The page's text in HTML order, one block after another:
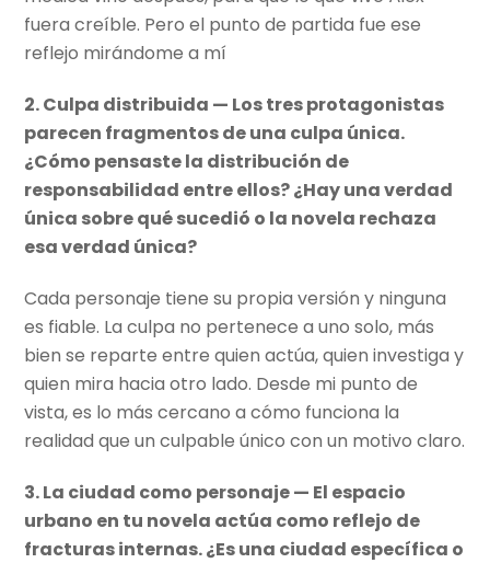
fuera creíble. Pero el punto de partida fue ese
reflejo mirándome a mí
2. Culpa distribuida — Los tres protagonistas
parecen fragmentos de una culpa única.
¿Cómo pensaste la distribución de
responsabilidad entre ellos? ¿Hay una verdad
única sobre qué sucedió o la novela rechaza
esa verdad única?
Cada personaje tiene su propia versión y ninguna
es fiable. La culpa no pertenece a uno solo, más
bien se reparte entre quien actúa, quien investiga y
quien mira hacia otro lado. Desde mi punto de
vista, es lo más cercano a cómo funciona la
realidad que un culpable único con un motivo claro.
3. La ciudad como personaje — El espacio
urbano en tu novela actúa como reflejo de
fracturas internas. ¿Es una ciudad específica o